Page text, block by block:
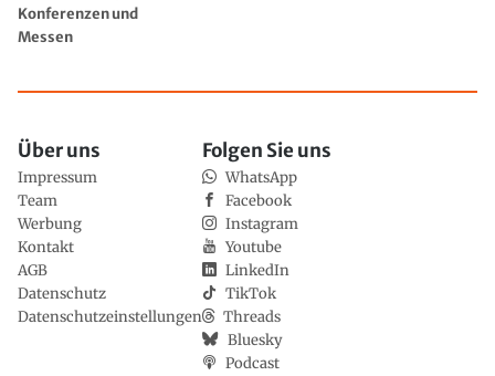
Konferenzen und
Messen
Über uns
Impressum
Team
Werbung
Kontakt
AGB
Datenschutz
Datenschutzeinstellungen
Folgen Sie uns
WhatsApp
Facebook
Instagram
Youtube
LinkedIn
TikTok
Threads
Bluesky
Podcast